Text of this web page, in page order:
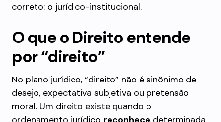
correto: o jurídico-institucional.
O que o Direito entende
por “direito”
No plano jurídico, “direito” não é sinônimo de
desejo, expectativa subjetiva ou pretensão
moral. Um direito existe quando o
ordenamento jurídico reconhece determinada